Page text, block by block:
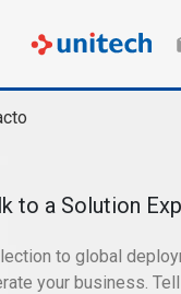
to a Solution
to global
your business.